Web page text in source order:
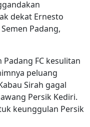
dekat Ernesto
Padang,
FC kesulitan
peluang
Sirah gagal
Persik Kediri.
keunggulan Persik